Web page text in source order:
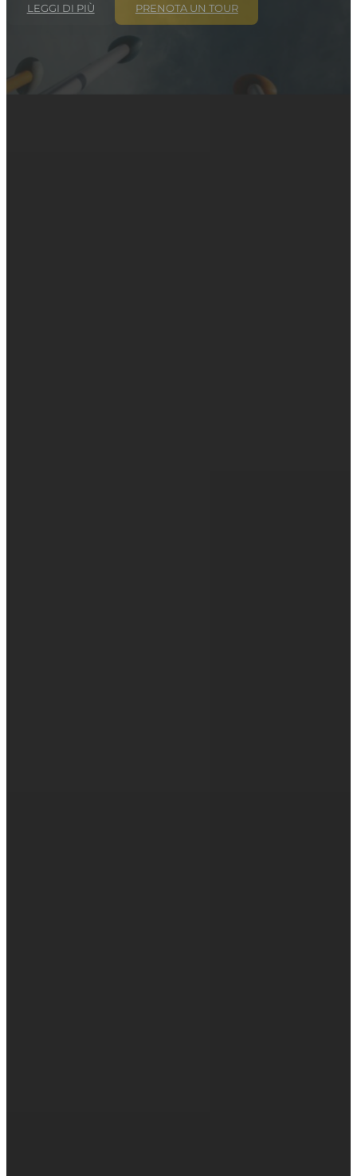
LEGGI DI PIÙ PRENOTA UN TOUR